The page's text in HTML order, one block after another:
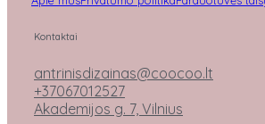
Kontaktai
antrinisdizainas@coocoo.lt
+37067012527
Akademijos g. 7, Vilnius